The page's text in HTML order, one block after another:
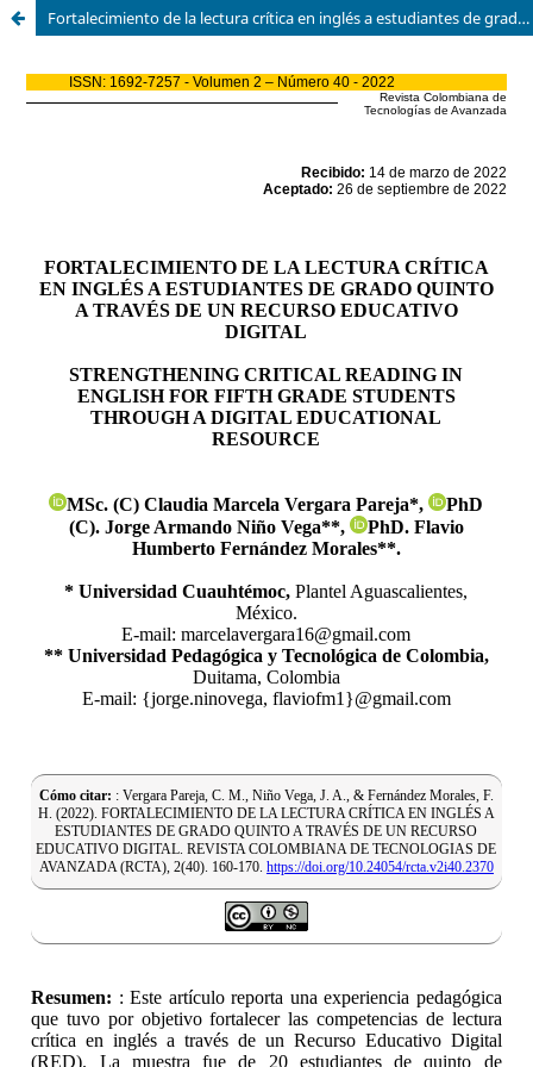
Fortalecimiento de la lectura crítica en inglés a estudiantes de grado quinto a través de un recurso educativo digital